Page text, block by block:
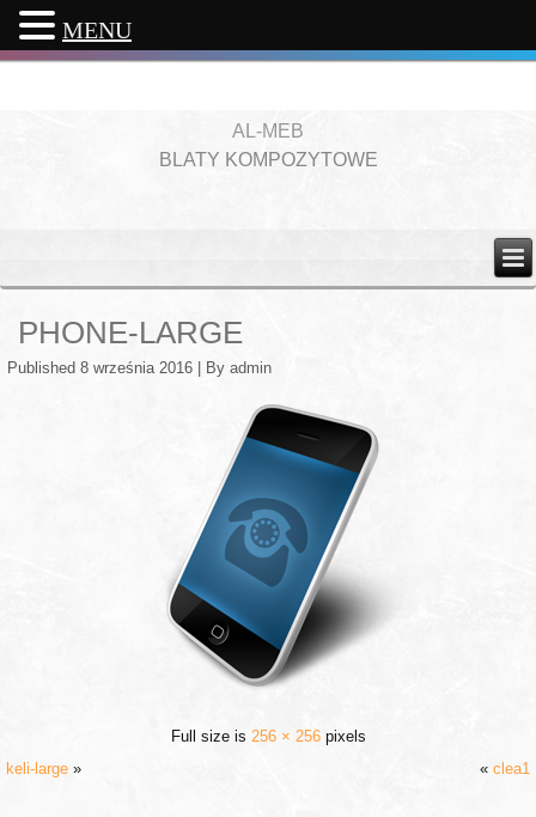
AL-MEB
BLATY KOMPOZYTOWE
PHONE-LARGE
Published 8 września 2016 By admin
Full size is 256 × 256pixels
keli-large » « clea1
MENU